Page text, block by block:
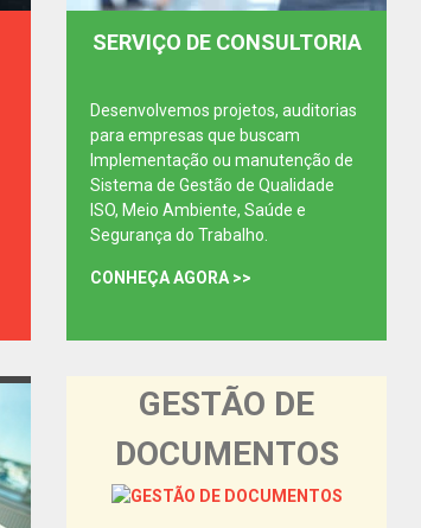
SERVIÇO DE CONSULTORIA
Desenvolvemos projetos, auditorias
para empresas que buscam
Implementação ou manutenção de
Sistema de Gestão de Qualidade
ISO, Meio Ambiente, Saúde e
Segurança do Trabalho.
CONHEÇA AGORA >>
GESTÃO DE
DOCUMENTOS